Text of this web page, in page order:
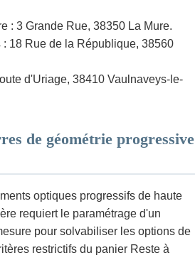
: 3 Grande Rue, 38350 La Mure.
: 18 Rue de la République, 38560
d'Uriage, 38410 Vaulnaveys-le-
de géométrie progressive
optiques progressifs de haute
requiert le paramétrage d'un
pour solvabiliser les options de
restrictifs du panier Reste à